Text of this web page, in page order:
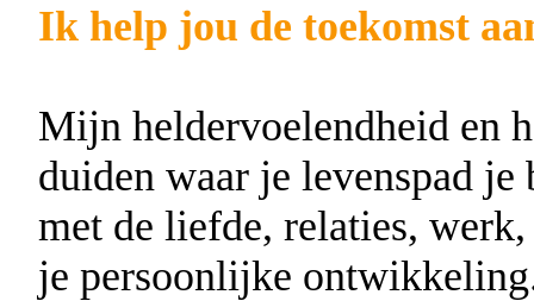
Ik help jou de toekomst
Mijn heldervoelendheid en
duiden waar je levenspad
met de liefde, relaties,
je persoonlijke